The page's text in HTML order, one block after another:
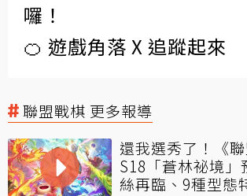
囉！
🍊 遊戲角落 X 追蹤起來
聯盟戰棋 更多報導
還我選秀了！《聯
S18「蒼林祕境」
絲再臨、9種型態